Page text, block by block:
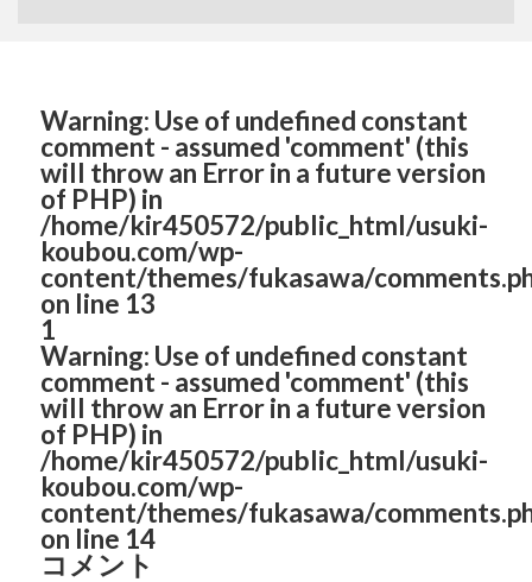
Warning: Use of undefined constant
comment - assumed 'comment' (this
will throw an Error in a future version
of PHP) in
/home/kir450572/public_html/usuki-
koubou.com/wp-
content/themes/fukasawa/
on line 13
1
Warning: Use of undefined constant
comment - assumed 'comment' (this
will throw an Error in a future version
of PHP) in
/home/kir450572/public_html/usuki-
koubou.com/wp-
content/themes/fukasawa/
on line 14
コメント